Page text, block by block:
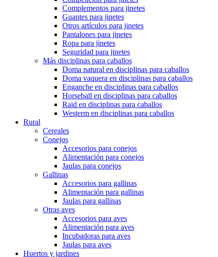
Complementos para jinetes
Guantes para jinetes
Otros artículos para jinetes
Pantalones para jinetes
Ropa para jinetes
Seguridad para jinetes
Más disciplinas para caballos
Doma natural en disciplinas para caballos
Doma vaquera en disciplinas para caballos
Enganche en disciplinas para caballos
Horseball en disciplinas para caballos
Raid en disciplinas para caballos
Westerm en disciplinas para caballos
Rural
Cereales
Conejos
Accesorios para conejos
Alimentación para conejos
Jaulas para conejos
Gallinas
Accesorios para gallinas
Alimentación para gallinas
Jaulas para gallinas
Otras aves
Accesorios para aves
Alimentación para aves
Incubadoras para aves
Jaulas para aves
Huertos y jardines